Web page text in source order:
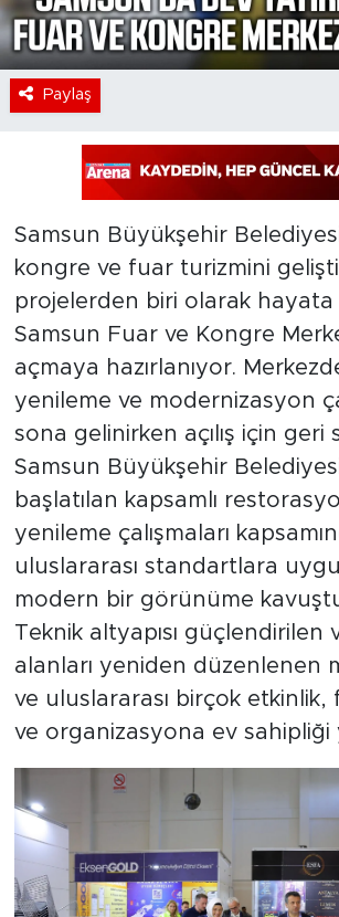
Paylaş
Samsun Büyükşehir
kongre ve fuar turizmini
projelerden biri olarak hayata
Samsun Fuar ve Kongre
açmaya hazırlanıyor.
yenileme ve modernizasyon
sona gelinirken açılış için geri
Samsun Büyükşehir
başlatılan kapsamlı
yenileme çalışmaları
uluslararası standartlara
modern bir görünüme
Teknik altyapısı güçlendirilen
alanları yeniden düzenlenen
ve uluslararası birçok
ve organizasyona ev sahipliği